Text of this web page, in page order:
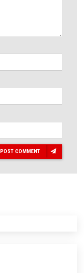
POST COMMENT